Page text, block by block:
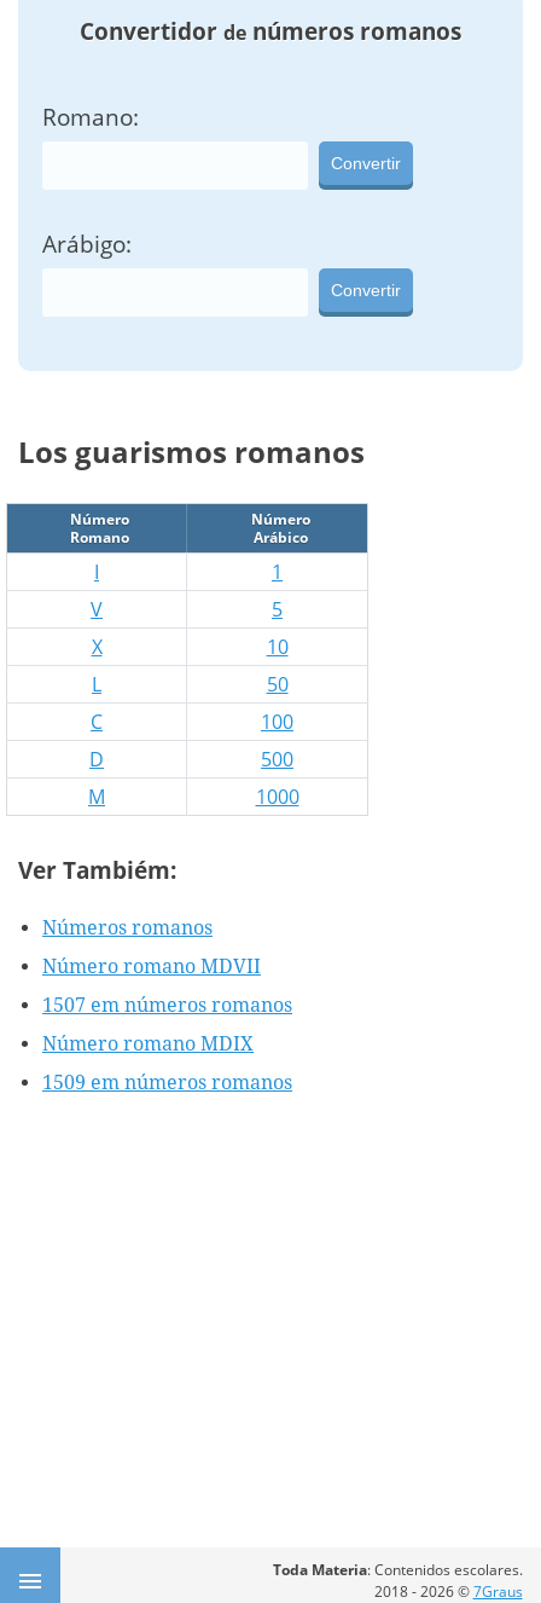
Convertidor de números romanos
Romano:
Convertir
Arábigo:
Convertir
Los guarismos romanos
Número
Romano
Número
Arábico
I
1
V
5
X
10
L
50
C
100
D
500
M
1000
Ver Tambiém:
Números romanos
Número romano MDVII
1507 em números romanos
Número romano MDIX
1509 em números romanos
Toda Materia: Contenidos escolares.
2018 - 2026 ©7Graus